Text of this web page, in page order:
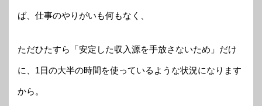
ば、仕事のやりがいも何もなく、
ただひたすら「安定した収入源を手放さないため」だけ
に、1日の大半の時間を使っているような状況になります
から。